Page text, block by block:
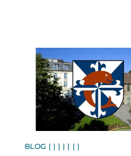
News image
BLOG | | | | | | |